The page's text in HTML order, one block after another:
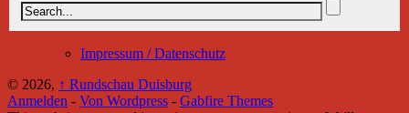
Impressum / Datenschutz
© 2026, ↑ Rundschau Duisburg
Anmelden - Von Wordpress - Gabfire Themes